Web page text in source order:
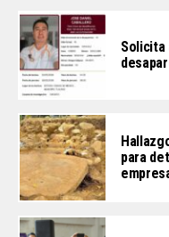
Solicita
para